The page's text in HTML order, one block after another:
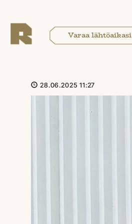
Varaa lähtöaikasi
28.06.2025 11:27